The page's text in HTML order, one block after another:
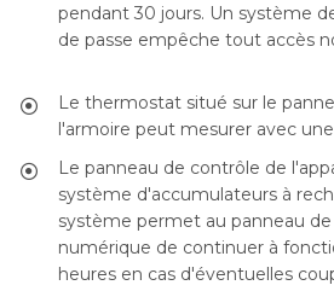
pendant 30 jours. Un système
de passe empêche tout accès
Le thermostat situé sur le
l'armoire peut mesurer avec
Le panneau de contrôle de
système d'accumulateurs à
système permet au panneau
numérique de continuer à
heures en cas d'éventuelles